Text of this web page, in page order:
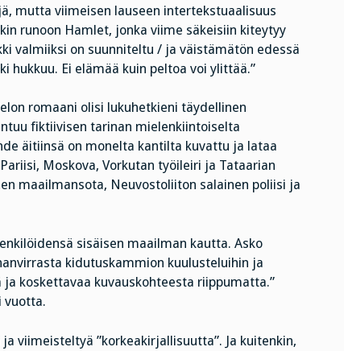
mutta viimeisen lauseen intertekstuaalisuus
runoon Hamlet, jonka viime säkeisiin kiteytyy
valmiiksi on suunniteltu / ja väistämätön edessä
hukkuu. Ei elämää kuin peltoa voi ylittää.”
romaani olisi lukuhetkieni täydellinen
fiktiivisen tarinan mielenkiintoiselta
äitiinsä on monelta kantilta kuvattu ja lataa
Moskova, Vorkutan työileiri ja Tataarian
maailmansota, Neuvostoliiton salainen poliisi ja
sisäisen maailman kautta. Asko
kidutuskammion kuulusteluihin ja
koskettavaa kuvauskohteesta riippumatta.”
vuotta.
viimeisteltyä ”korkeakirjallisuutta”. Ja kuitenkin,